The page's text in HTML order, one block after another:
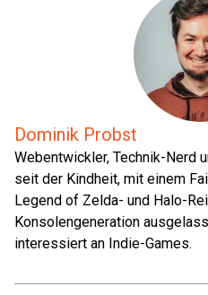
Dominik Probst
Webentwickler, Technik-Nerd
seit der Kindheit, mit einem
Legend of Zelda- und Halo-
Konsolengeneration
interessiert an Indie-Games.